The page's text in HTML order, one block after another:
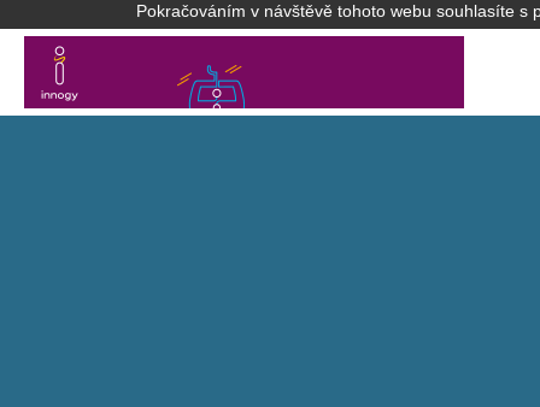
Pokračováním v návštěvě tohoto webu souhlasíte